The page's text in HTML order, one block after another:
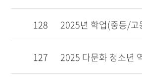
128 2025년 학업(중등/고
127 2025 다문화 청소년